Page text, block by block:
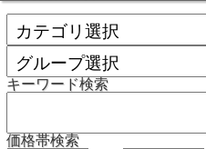
キーワード検索
価格帯検索